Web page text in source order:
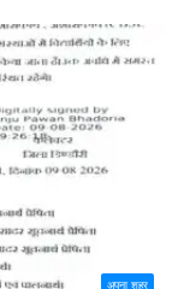
अपना शहर